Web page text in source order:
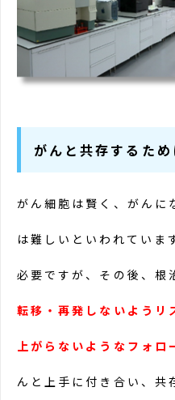
がんと共存するため
がん細胞は賢く、がんに
は難しいといわれていま
必要ですが、その後、根
転移・再発しないようリ
上がらないようなフォロ
んと上手に付き合い、共